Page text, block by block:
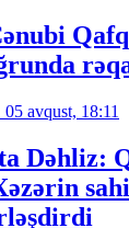
05 avqust, 18:11
Dəhliz: